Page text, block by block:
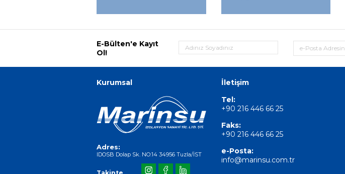
E-Bülten'e Kayıt
Ol!
Kurumsal
Adres:
IDOSB Dolap Sk. NO:14 34956 Tuzla/İST
İletişim
Tel:
+90 216 446 66 25
Faks:
+90 216 446 66 25
e-Posta:
info@marinsu.com.tr